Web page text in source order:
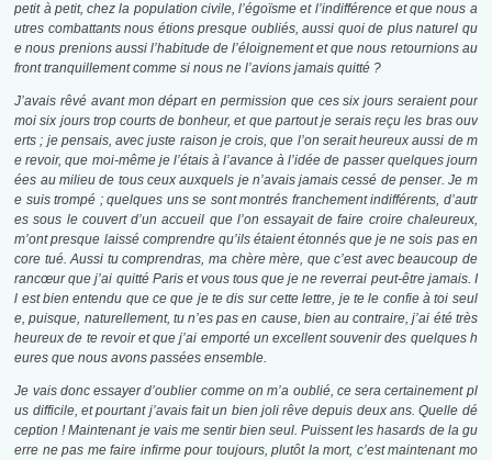
petit à petit, chez la population civile, l’égoïsme et l’indifférence et que nous a
utres combattants nous étions presque oubliés, aussi quoi de plus naturel qu
e nous prenions aussi l’habitude de l’éloignement et que nous retournions au
front tranquillement comme si nous ne l’avions jamais quitté ?
J’avais rêvé avant mon départ en permission que ces six jours seraient pour
moi six jours trop courts de bonheur, et que partout je serais reçu les bras ouv
erts ; je pensais, avec juste raison je crois, que l’on serait heureux aussi de m
e revoir, que moi-même je l’étais à l’avance à l’idée de passer quelques journ
ées au milieu de tous ceux auxquels je n’avais jamais cessé de penser. Je m
e suis trompé ; quelques uns se sont montrés franchement indifférents, d’autr
es sous le couvert d’un accueil que l’on essayait de faire croire chaleureux,
m’ont presque laissé comprendre qu’ils étaient étonnés que je ne sois pas en
core tué. Aussi tu comprendras, ma chère mère, que c’est avec beaucoup de
rancœur que j’ai quitté Paris et vous tous que je ne reverrai peut-être jamais. I
l est bien entendu que ce que je te dis sur cette lettre, je te le confie à toi seul
e, puisque, naturellement, tu n’es pas en cause, bien au contraire, j’ai été très
heureux de te revoir et que j’ai emporté un excellent souvenir des quelques h
eures que nous avons passées ensemble.
Je vais donc essayer d’oublier comme on m’a oublié, ce sera certainement pl
us difficile, et pourtant j’avais fait un bien joli rêve depuis deux ans. Quelle dé
ception ! Maintenant je vais me sentir bien seul. Puissent les hasards de la gu
erre ne pas me faire infirme pour toujours, plutôt la mort, c’est maintenant mo